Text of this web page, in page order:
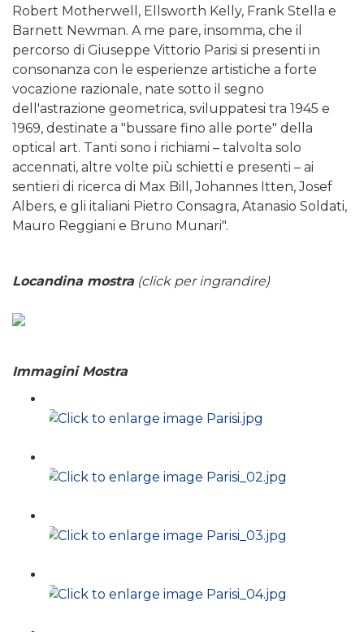
Robert Motherwell, Ellsworth Kelly, Frank Stella e
Barnett Newman. A me pare, insomma, che il
percorso di Giuseppe Vittorio Parisi si presenti in
consonanza con le esperienze artistiche a forte
vocazione razionale, nate sotto il segno
dell'astrazione geometrica, sviluppatesi tra 1945 e
1969, destinate a "bussare fino alle porte" della
optical art. Tanti sono i richiami – talvolta solo
accennati, altre volte più schietti e presenti – ai
sentieri di ricerca di Max Bill, Johannes Itten, Josef
Albers, e gli italiani Pietro Consagra, Atanasio Soldati,
Mauro Reggiani e Bruno Munari".
Locandina mostra(click per ingrandire)
Immagini Mostra